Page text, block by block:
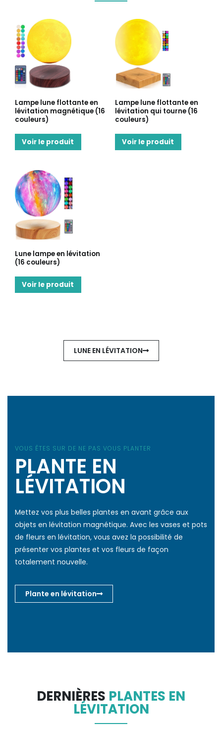
Lampe lune flottante en
lévitation magnétique (16
couleurs)
Voir le produit
Lampe lune flottante en
lévitation qui tourne (16
couleurs)
Voir le produit
Lune lampe en lévitation
(16 couleurs)
Voir le produit
LUNE EN LÉVITATION
VOUS ÊTES SUR DE NE PAS VOUS PLANTER
PLANTE EN
LÉVITATION
Mettez vos plus belles plantes en avant grâce aux
objets en lévitation magnétique. Avec les vases et pots
de fleurs en lévitation, vous avez la possibilité de
présenter vos plantes et vos fleurs de façon
totalement nouvelle.
Plante en lévitation
DERNIÈRES PLANTES EN
LÉVITATION